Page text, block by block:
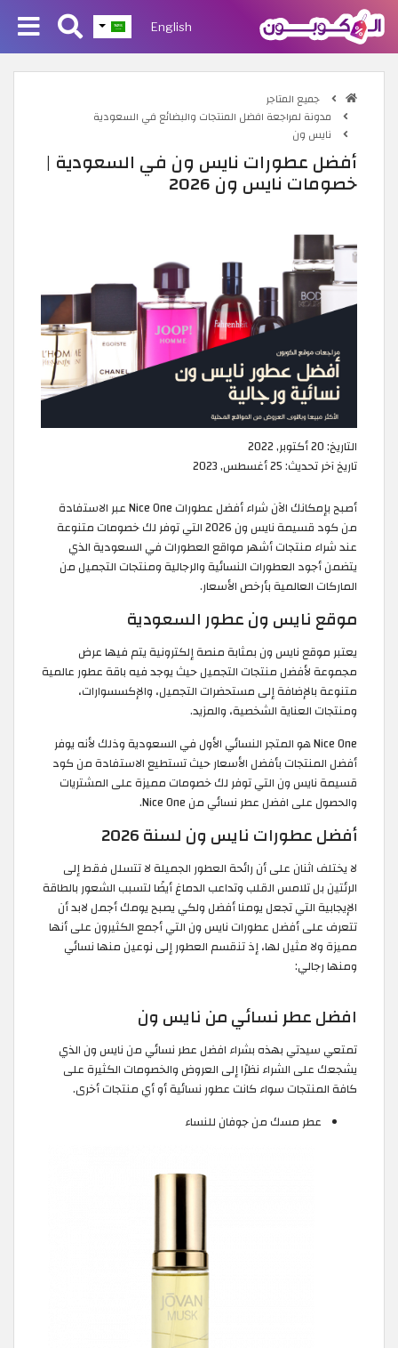
English
جميع المتاجر
مدونة لمراجعة افضل المنتجات والبضائع في السعودية
نايس ون
أفضل عطورات نايس ون في السعودية |
خصومات نايس ون 2026
التاريخ:20 أكتوبر, 2022
تاريخ آخر تحديث:25 أغسطس, 2023
أصبح بإمكانك الآن شراء أفضل عطورات Nice One عبر الاستفادة
من كود قسيمة نايس ون 2026 التي توفر لك خصومات متنوعة
عند شراء منتجات أشهر مواقع العطورات في السعودية الذي
يتضمن أجود العطورات النسائية والرجالية ومنتجات التجميل من
الماركات العالمية بأرخص الأسعار.
موقع نايس ون عطور السعودية
يعتبر موقع نايس ون بمثابة منصة إلكترونية يتم فيها عرض
مجموعة لأفضل منتجات التجميل حيث يوجد فيه باقة عطور عالمية
متنوعة بالإضافة إلى مستحضرات التجميل، والإكسسوارات،
ومنتجات العناية الشخصية، والمزيد.
Nice One هو المتجر النسائي الأول في السعودية وذلك لأنه يوفر
أفضل المنتجات بأفضل الأسعار حيث تستطيع الاستفادة من كود
قسيمة نايس ون التي توفر لك خصومات مميزة على المشتريات
والحصول على افضل عطر نسائي من Nice One.
أفضل عطورات نايس ون لسنة 2026
لا يختلف اثنان على أن رائحة العطور الجميلة لا تتسلل فقط إلى
الرئتين بل تلامس القلب وتداعب الدماغ أيضًا لتسبب الشعور بالطاقة
الإيجابية التي تجعل يومنا أفضل ولكي يصبح يومك أجمل لابد أن
تتعرف على أفضل عطورات نايس ون التي أجمع الكثيرون على أنها
مميزة ولا مثيل لها، إذ تنقسم العطور إلى نوعين منها نسائي
ومنها رجالي:
افضل عطر نسائي من نايس ون
تمتعي سيدتي بهذه بشراء افضل عطر نسائي من نايس ون الذي
يشجعك على الشراء نظرًا إلى العروض والخصومات الكثيرة على
كافة المنتجات سواء كانت عطور نسائية أو أي منتجات أخرى.
عطر مسك من جوفان للنساء